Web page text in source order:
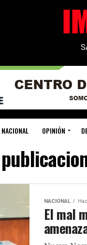
NACIONAL OPINIÓN
NACIONAL
El mal